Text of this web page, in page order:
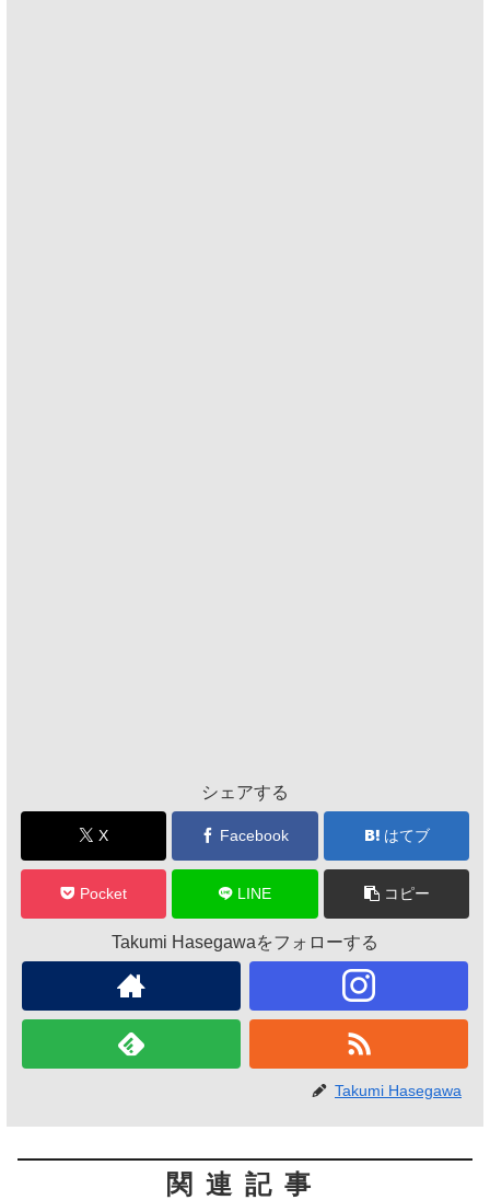
シェアする
X Facebook はてブ
Pocket LINE コピー
Takumi Hasegawaをフォローする
Takumi Hasegawa
関連記事